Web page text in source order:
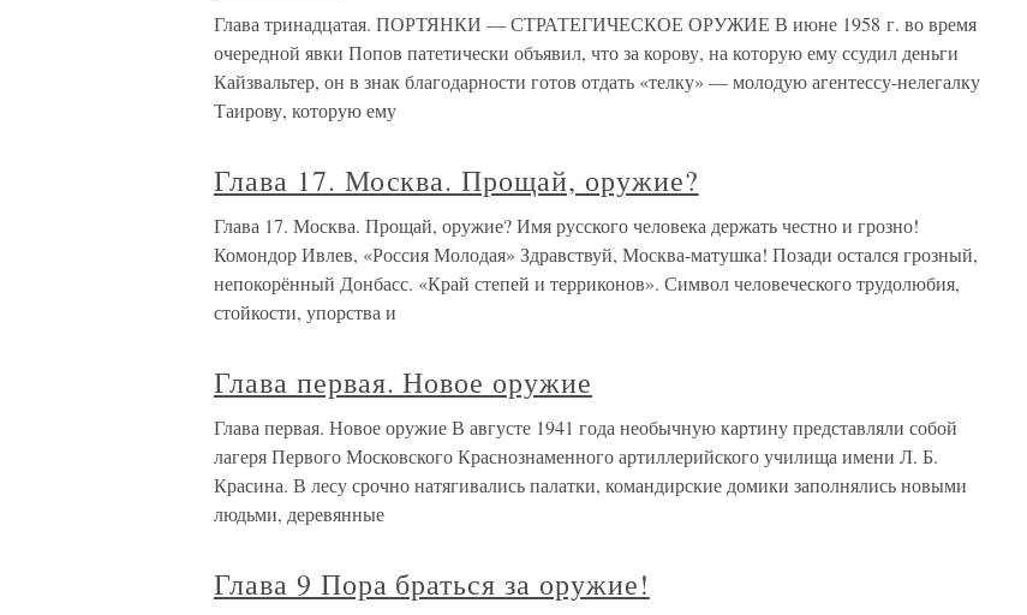
Глава тринадцатая. ПОРТЯНКИ — СТРАТЕГИЧЕСКОЕ ОРУЖИЕ В июне 1958 г. во время
очередной явки Попов патетически объявил, что за корову, на которую ему ссудил деньги
Кайзвальтер, он в знак благодарности готов отдать «телку» — молодую агентессу-нелегалку
Таирову, которую ему
Глава 17. Москва. Прощай, оружие?
Глава 17. Москва. Прощай, оружие? Имя русского человека держать честно и грозно!
Комондор Ивлев, «Россия Молодая» Здравствуй, Москва-матушка! Позади остался грозный,
непокорённый Донбасс. «Край степей и терриконов». Символ человеческого трудолюбия,
стойкости, упорства и
Глава первая. Новое оружие
Глава первая. Новое оружие В августе 1941 года необычную картину представляли собой
лагеря Первого Московского Краснознаменного артиллерийского училища имени Л. Б.
Красина. В лесу срочно натягивались палатки, командирские домики заполнялись новыми
людьми, деревянные
Глава 9 Пора браться за оружие!